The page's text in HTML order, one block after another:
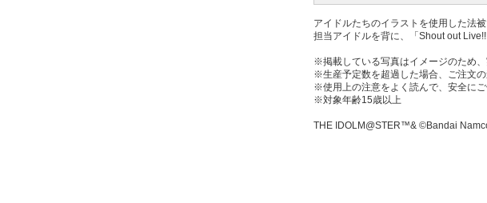
アイドルたちのイラストを使用した法被
担当アイドルを背に、「Shout out
※掲載している写真はイメージのため
※生産予定数を超過した場合、ご注文
※使用上の注意をよく読んで、安全にご
※対象年齢15歳以上
THE IDOLM@STER™& ©Bandai